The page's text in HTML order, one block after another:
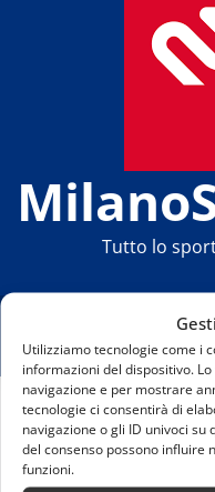
Utilizziamo tecnologie come i
informazioni del dispositivo.
navigazione e per mostrare
tecnologie ci consentirà di
navigazione o gli ID univoci su
del consenso possono influire
funzioni.
Tutto lo
Home
Philadelphia Junior
l’Inclusione e il Rispetto